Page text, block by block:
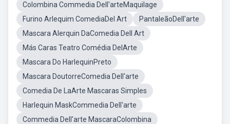
Colombina Commedia Dell'arteMaquilage
Furino Arlequim ComediaDel Art
PantaleãoDell'arte
Mascara Alerquin DaComedia Dell Art
Más Caras Teatro Comédia DelArte
Mascara Do HarlequinPreto
Mascara DoutorreComedia Dell'arte
Comedia De LaArte Mascaras Simples
Harlequin MaskCommedia Dell'arte
Commedia Dell'arte MascaraColombina